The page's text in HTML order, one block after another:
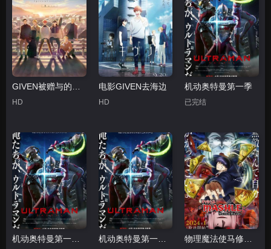
GIVEN被赠与的未来剧场版：柊mix
HD
电影GIVEN去海边
HD
机动奥特曼第一季
已完结
机动奥特曼第一季 国语版